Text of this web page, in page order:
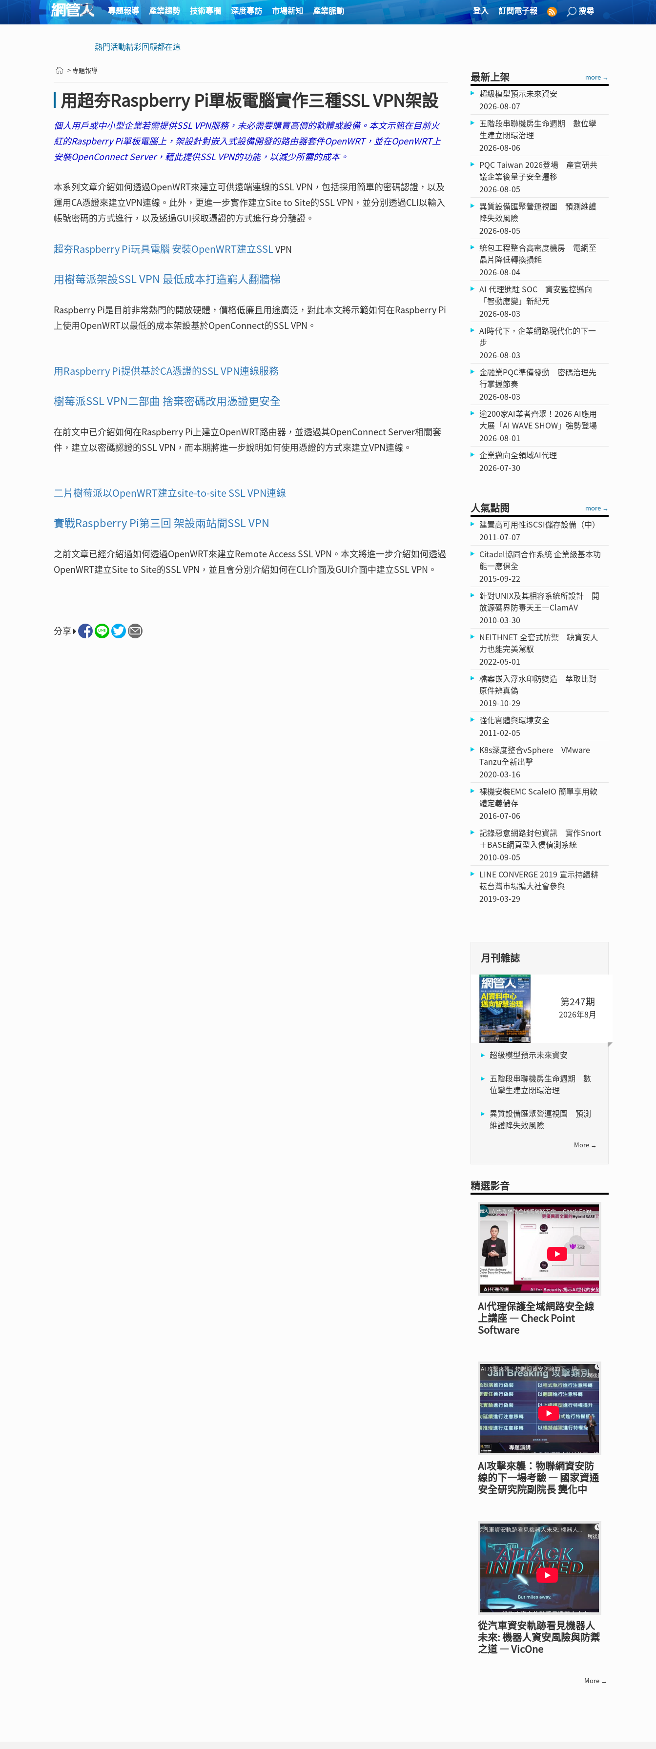
專題報導 產業趨勢 技術專欄 深度專訪 市場新知 產業脈動 登入 訂閱電子報 搜尋
熱門活動精彩回顧都在這
> 專題報導
用超夯Raspberry Pi單板電腦實作三種SSL VPN架設
個人用戶或中小型企業若需提供SSL VPN服務，未必需要購買高價的軟體或設備。本文示範在目前火
紅的Raspberry Pi單板電腦上，架設針對嵌入式設備開發的路由器套件OpenWRT，並在OpenWRT上
安裝OpenConnect Server，藉此提供SSL VPN的功能，以減少所需的成本。
本系列文章介紹如何透過OpenWRT來建立可供遠端連線的SSL VPN，包括採用簡單的密碼認證，以及
運用CA憑證來建立VPN連線。此外，更進一步實作建立Site to Site的SSL VPN，並分別透過CLI以輸入
帳號密碼的方式進行，以及透過GUI採取憑證的方式進行身分驗證。
超夯Raspberry Pi玩具電腦 安裝OpenWRT建立SSLVPN
用樹莓派架設SSL VPN 最低成本打造窮人翻牆梯
Raspberry Pi是目前非常熱門的開放硬體，價格低廉且用途廣泛，對此本文將示範如何在Raspberry Pi
上使用OpenWRT以最低的成本架設基於OpenConnect的SSL VPN。
用Raspberry Pi提供基於CA憑證的SSL VPN連線服務
樹莓派SSL VPN二部曲 捨棄密碼改用憑證更安全
在前文中已介紹如何在Raspberry Pi上建立OpenWRT路由器，並透過其OpenConnect Server相關套
件，建立以密碼認證的SSL VPN，而本期將進一步說明如何使用憑證的方式來建立VPN連線。
二片樹莓派以OpenWRT建立site-to-site SSL VPN連線
實戰Raspberry Pi第三回 架設兩站間SSL VPN
之前文章已經介紹過如何透過OpenWRT來建立Remote Access SSL VPN。本文將進一步介紹如何透過
OpenWRT建立Site to Site的SSL VPN，並且會分別介紹如何在CLI介面及GUI介面中建立SSL VPN。
分享
最新上架 more →
超級模型預示未來資安
2026-08-07
五階段串聯機房生命週期 數位孿
生建立閉環治理
2026-08-06
PQC Taiwan 2026登場 產官研共
議企業後量子安全遷移
2026-08-05
異質設備匯聚營運視圖 預測維護
降失效風險
2026-08-05
統包工程整合高密度機房 電網至
晶片降低轉換損耗
2026-08-04
AI 代理進駐 SOC 資安監控邁向
「智動應變」新紀元
2026-08-03
AI時代下，企業網路現代化的下一
步
2026-08-03
金融業PQC準備發動 密碼治理先
行掌握節奏
2026-08-03
逾200家AI業者齊聚！2026 AI應用
大展「AI WAVE SHOW」強勢登場
2026-08-01
企業邁向全領域AI代理
2026-07-30
人氣點閱 more →
建置高可用性iSCSI儲存設備（中）
2011-07-07
Citadel協同合作系統 企業級基本功
能一應俱全
2015-09-22
針對UNIX及其相容系統所設計 開
放源碼界防毒天王—ClamAV
2010-03-30
NEITHNET 全套式防禦 缺資安人
力也能完美駕馭
2022-05-01
檔案嵌入浮水印防變造 萃取比對
原件辨真偽
2019-10-29
強化實體與環境安全
2011-02-05
K8s深度整合vSphere VMware
Tanzu全新出擊
2020-03-16
裸機安裝EMC ScaleIO 簡單享用軟
體定義儲存
2016-07-06
記錄惡意網路封包資訊 實作Snort
＋BASE網頁型入侵偵測系統
2010-09-05
LINE CONVERGE 2019 宣示持續耕
耘台灣市場擴大社會參與
2019-03-29
月刊雜誌
第247期
2026年8月
超級模型預示未來資安
五階段串聯機房生命週期 數
位孿生建立閉環治理
異質設備匯聚營運視圖 預測
維護降失效風險
More →
精選影音
AI代理保護全域網路安全線
上講座 — Check Point
Software
AI攻擊來襲：物聯網資安防
線的下一場考驗 — 國家資通
安全研究院副院長 龔化中
從汽車資安軌跡看見機器人
未來: 機器人資安風險與防禦
之道 — VicOne
More →